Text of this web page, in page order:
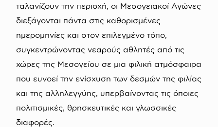
ταλανίζουν την περιοχή, οι Μεσογειακοί Αγώνες
διεξάγονται πάντα στις καθορισμένες
ημερομηνίες και στον επιλεγμένο τόπο,
συγκεντρώνοντας νεαρούς αθλητές από τις
χώρες της Μεσογείου σε μια φιλική ατμόσφαιρα
που ευνοεί την ενίσχυση των δεσμών της φιλίας
και της αλληλεγγύης, υπερβαίνοντας τις όποιες
πολιτισμικές, θρησκευτικές και γλωσσικές
διαφορές.